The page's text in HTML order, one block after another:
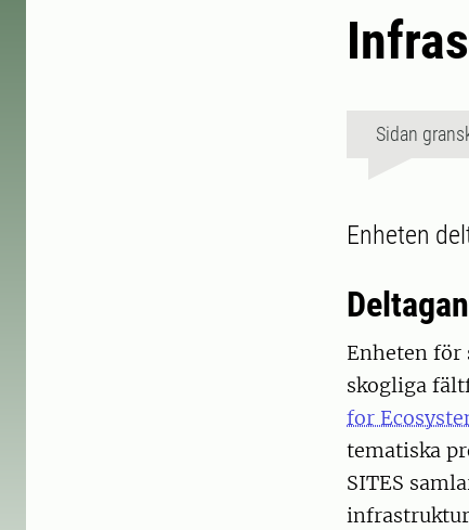
Sidan
Enheten
Enheten
skogliga
for
tematiska
SITES